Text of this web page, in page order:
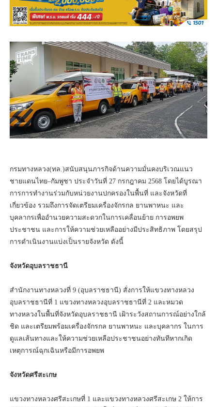
กรมทางหลวง(ทล.)สนับสนุนภารกิจด้านความมั่นคงบริเวณแนว
ชายแดนไทย–กัมพูชา ประจำวันที่ 27 กรกฎาคม 2568 โดยได้บูรณา
การการทำงานร่วมกับหน่วยงานปกครองในพื้นที่ และจังหวัดที่
เกี่ยวข้อง รวมถึงการจัดเตรียมเครื่องจักรกล ยานพาหนะ และ
บุคลากรเพื่ออำนวยความสะดวกในการเคลื่อนย้าย การอพยพ
ประชาชน และการให้ความช่วยเหลืออย่างมีประสิทธิภาพ โดยสรุป
การดำเนินงานแบ่งเป็นรายจังหวัด ดังนี้
จังหวัดอุบลราชธานี
สำนักงานทางหลวงที่ 9 (อุบลราชธานี) สั่งการให้แขวงทางหลวง
อุบลราชธานีที่ 1 แขวงทางหลวงอุบลราชธานีที่ 2 และหมวด
ทางหลวงในพื้นที่จังหวัดอุบลราชธานี เฝ้าระวังสถานการณ์อย่างใกล้
ชิด และเตรียมพร้อมเครื่องจักรกล ยานพาหนะ และบุคลากร ในการ
ดูแลเส้นทางและให้ความช่วยเหลือประชาชนอย่างทันทีหากเกิด
เหตุการณ์ฉุกเฉินหรือมีการอพยพ
จังหวัดศรีสะเกษ
แขวงทางหลวงศรีสะเกษที่ 1 และแขวงทางหลวงศรีสะเกษ 2 ให้การ